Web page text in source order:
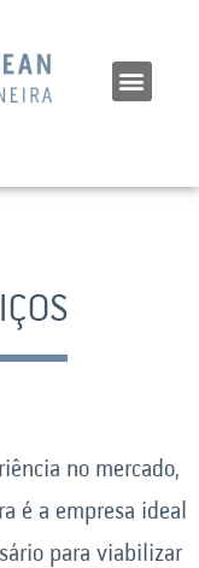
no mercado,
é a empresa ideal
para viabilizar